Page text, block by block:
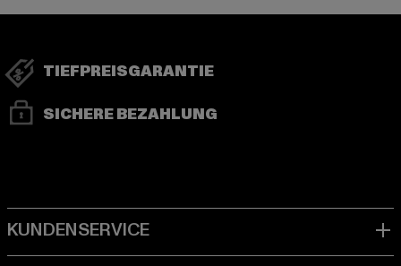
TIEFPREISGARANTIE
SICHERE BEZAHLUNG